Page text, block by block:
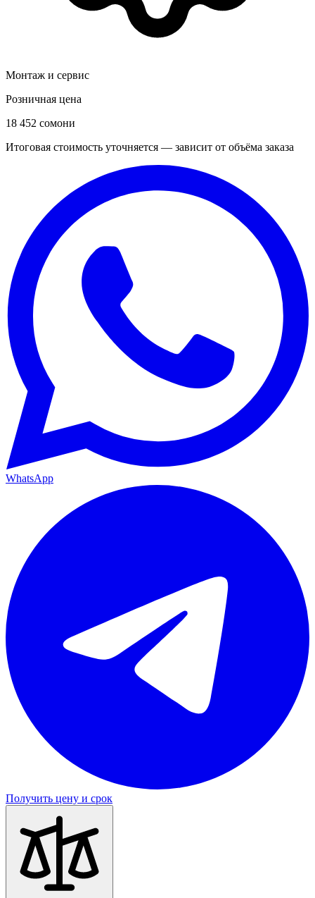
Монтаж и сервис
Розничная цена
18 452 сомони
Итоговая стоимость уточняется — зависит от объёма заказа
WhatsApp
Получить цену и срок